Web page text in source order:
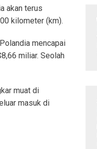
akan terus
kilometer (km).
mencapai
miliar. Seolah
muat di
masuk di